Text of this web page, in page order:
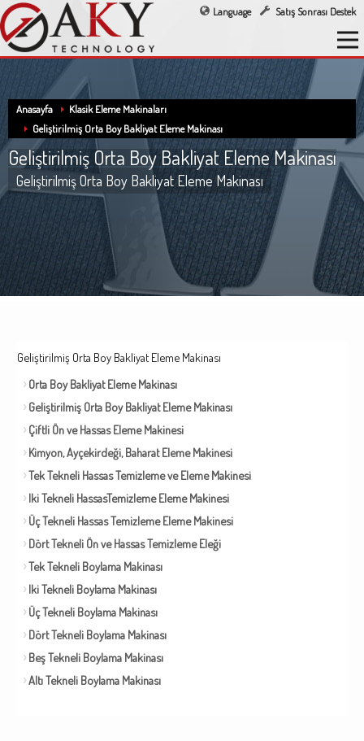
Language Satış Sonrası Destek
Anasayfa
Klasik Eleme Makinaları
Geliştirilmiş Orta Boy Bakliyat Eleme Makinası
Geliştirilmiş Orta Boy Bakliyat Eleme Makinası
Geliştirilmiş Orta Boy Bakliyat Eleme Makinası
Geliştirilmiş Orta Boy Bakliyat Eleme Makinası
Orta Boy Bakliyat Eleme Makinası
Geliştirilmiş Orta Boy Bakliyat Eleme Makinası
Çiftli Ön ve Hassas Eleme Makinesi
Kimyon, Ayçekirdeği, Baharat Eleme Makinesi
Tek Tekneli Hassas Temizleme ve Eleme Makinesi
Iki Tekneli HassasTemizleme Eleme Makinesi
Üç Tekneli Hassas Temizleme Eleme Makinesi
Dört Tekneli Ön ve Hassas Temizleme Eleği
Tek Tekneli Boylama Makinası
Iki Tekneli Boylama Makinası
Üç Tekneli Boylama Makinası
Dört Tekneli Boylama Makinası
Beş Tekneli Boylama Makinası
Altı Tekneli Boylama Makinası